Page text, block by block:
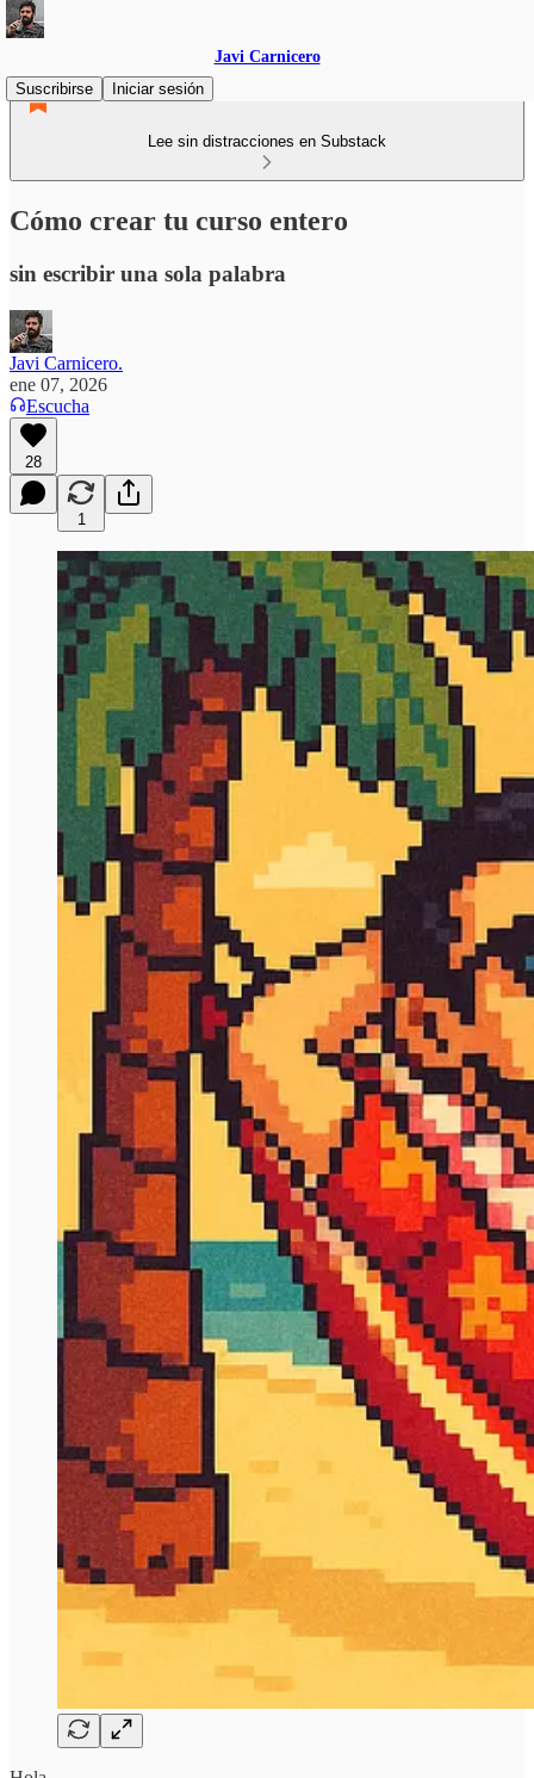
Javi Carnicero
Suscribirse
Iniciar sesión
Lee sin distracciones en Substack
Cómo crear tu curso entero
sin escribir una sola palabra
Javi Carnicero.
ene 07, 2026
Escucha
28
1